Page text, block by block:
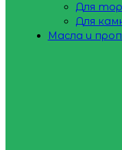
Для
Для
Масла и